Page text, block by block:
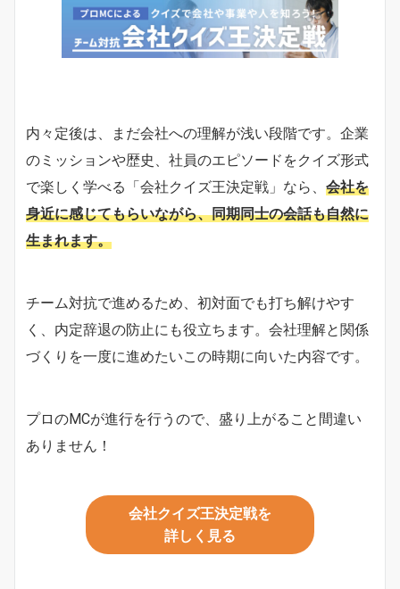
内々定後は、まだ会社への理解が浅い段階です。企業
のミッションや歴史、社員のエピソードをクイズ形式
で楽しく学べる「会社クイズ王決定戦」なら、 会社を
身近に感じてもらいながら、同期同士の会話も自然に
生まれます。
チーム対抗で進めるため、初対面でも打ち解けやす
く、内定辞退の防止にも役立ちます。会社理解と関係
づくりを一度に進めたいこの時期に向いた内容です。
プロのMCが進行を行うので、盛り上がること間違い
ありません！
会社クイズ王決定戦を
詳しく見る